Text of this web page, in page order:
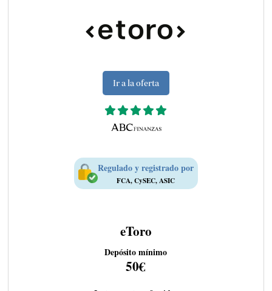
Ir a la oferta
Regulado y registrado por
FCA, CySEC, ASIC
eToro
Depósito mínimo
50€